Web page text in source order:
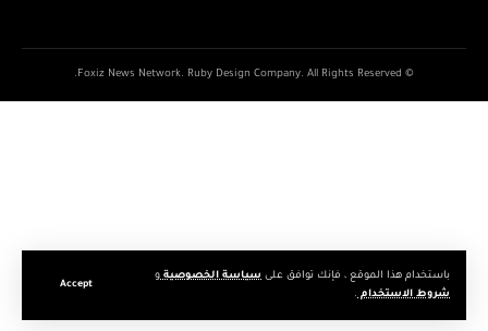
باستخدام هذا الموقع ، فإنك توافق على سياسة الخصوصية و
شروط الاستخدام .
Accept
© Foxiz News Network. Ruby Design Company. All Rights Reserved.